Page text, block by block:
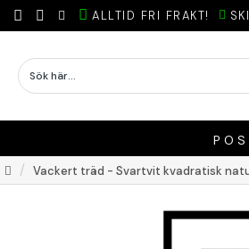
ALLTID FRI FRAKT!
Vackert träd - Svartvit kvadratisk